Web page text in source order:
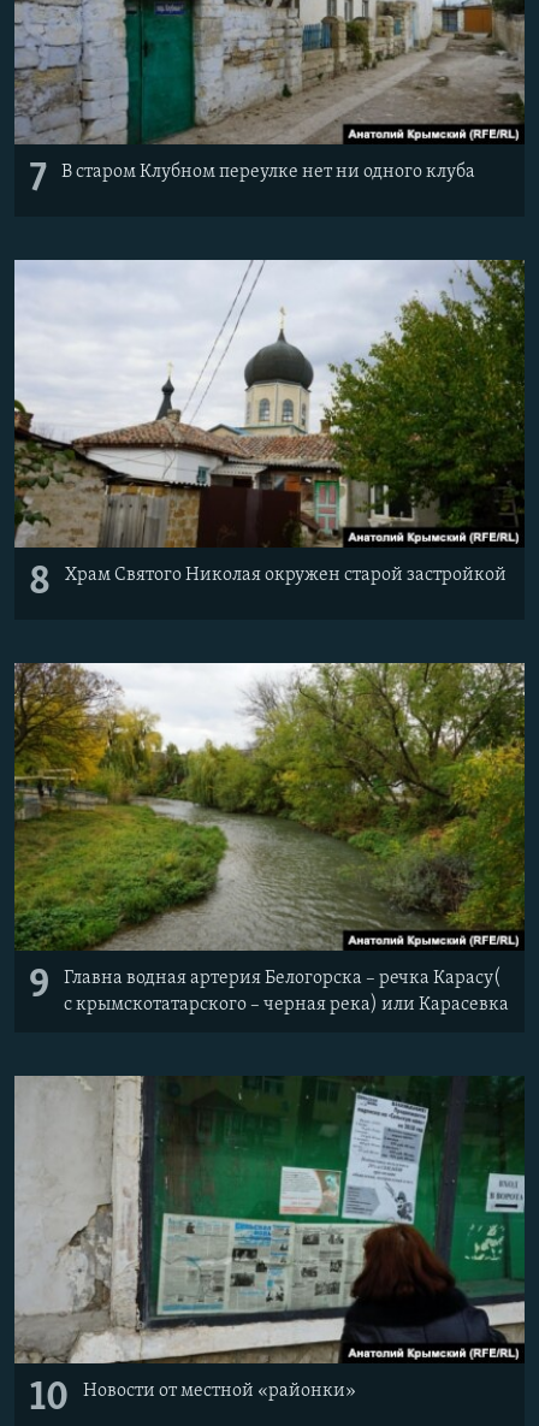
7 В старом Клубном переулке нет ни одного клуба
8 Храм Святого Николая окружен старой застройкой
9
Главна водная артерия Белогорска – речка Карасу(
с крымскотатарского – черная река) или Карасевка
10 Новости от местной «районки»